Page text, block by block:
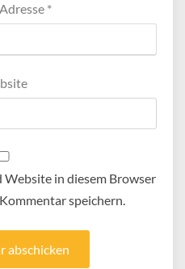
*
in diesem Browser
speichern.